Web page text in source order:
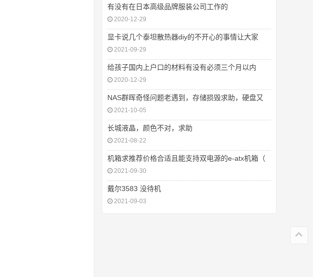
有没有在日本高级品牌服装公司工作的
2020-12-29
显卡说几个泰坦散热器diy的不开心的事情让大家
2021-09-29
给孩子国内上户口的材料有没有必须三个月以内
2020-12-29
NAS群晖奇怪问题老遇到，存储损毁求助，硬盘又
2021-10-05
长城液晶，颜色不对，求助
2021-08-22
机箱求推荐价格合适且能支持双电源的e-atx机箱（
2021-09-30
戴尔3583 没待机
2021-09-03